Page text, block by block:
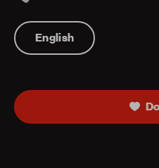
English